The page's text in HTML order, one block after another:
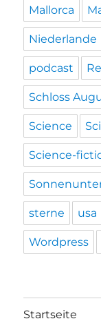
Mallorca
Niederlande
podcast
Schloss
Science
Science-
sterne usa
Wordpress
Startseite